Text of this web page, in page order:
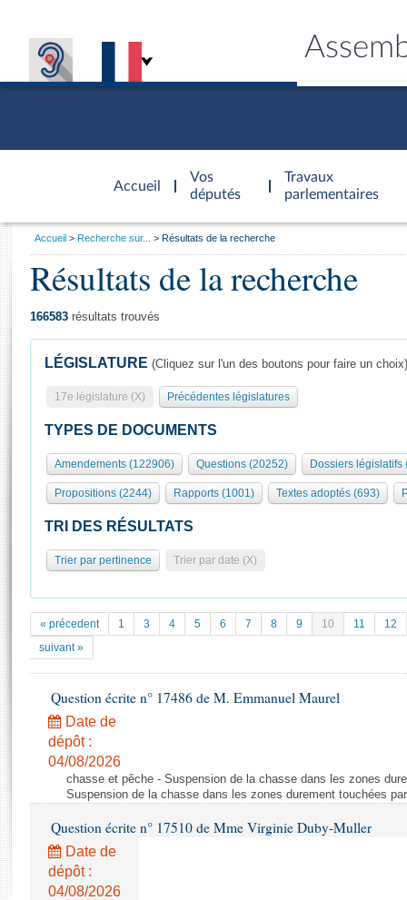
Accueil
d'accueil
Vos
députés
Travaux
parlementaires
Présidence
577 députés
Groupes politiques
Séance publique
Commissions et autres organes
Europe et International
Pétitions
Documents parlementaires
Projets de loi
Propositions de loi
Amendements
Textes adoptés
Rapports d'information
Rapports législatifs
Rapports sur l'application des lois
Baromètre de l’application des lois
Général
Rôle et pouvoirs de l'Assemblée
Organisation de l'Assemblée
Présidence Conférence des Présidents Bureau Collège des
Statistiques et chiffres clés
Documents de référence
( Constitution | Règlement de l'Assemblée ... )
Histoire
Juniors
Anciennes législatures
Liens vers les sites publics
Visiter l'Assemblée
Visite virtuelle du palais Bourbon
Assister à une séance
La Bibliothèque
Les archives
Photos libres de droit
Vous
Accueil Recherche sur... Résultats de la recherche
Résultats de la recherche
166583 résultats trouvés
LÉGISLATURE (Cliquez sur l'un des boutons pour faire un choix)
17e législature (X) Précédentes législatures
TYPES DE DOCUMENTS
Amendements (122906) Questions (20252) Dossiers législatifs
Propositions (2244) Rapports (1001) Textes adoptés (693)
TRI DES RÉSULTATS
Trier par pertinence Trier par date (X)
« précedent 1 3 4 5 6 7 8 9 10 11
12
suivant »
Question écrite n° 17486 de M. Emmanuel Maurel
Date de
dépôt :
04/08/2026
chasse et pêche - Suspension de la chasse dans les zones
Suspension de la chasse dans les zones durement touchées
Question écrite n° 17510 de Mme Virginie Duby-Muller
Date de
dépôt :
04/08/2026